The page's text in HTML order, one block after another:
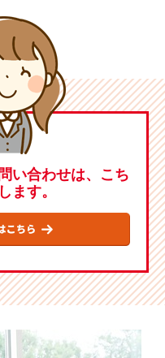
い合わせは、こち
ます。